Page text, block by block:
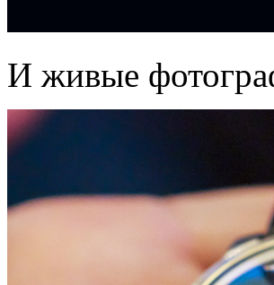
И живые